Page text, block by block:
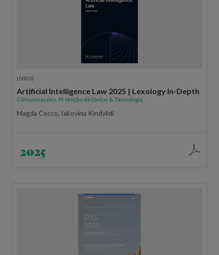
LIVROS
Artificial Intelligence Law 2025 | Lexology In-Depth
Comunicações, Proteção de Dados & Tecnologia
Magda Cocco, Iakovina Kindylidi
2025